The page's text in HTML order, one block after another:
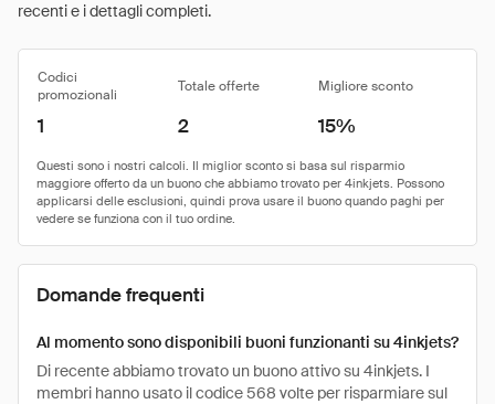
recenti e i dettagli completi.
Codici
promozionali
Totale offerte Migliore sconto
1 2 15%
Domande frequenti
Al momento sono disponibili buoni funzionanti su 4inkjets?
Di recente abbiamo trovato un buono attivo su 4inkjets. I
membri hanno usato il codice 568 volte per risparmiare sul